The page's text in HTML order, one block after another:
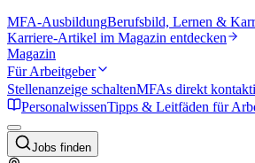
MFA-AusbildungBerufsbild, Lernen &
Karriere-Artikel im Magazin entdecken
Magazin
Für Arbeitgeber
Stellenanzeige schaltenMFAs direkt
PersonalwissenTipps & Leitfäden für
Jobs finden